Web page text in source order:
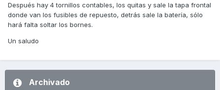
Después hay 4 tornillos contables, los quitas y sale la tapa frontal
donde van los fusibles de repuesto, detrás sale la batería, sólo
hará falta soltar los bornes.
Un saludo
Archivado